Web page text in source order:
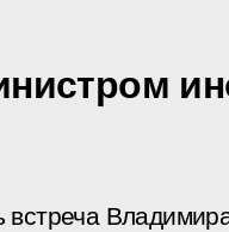
встреча